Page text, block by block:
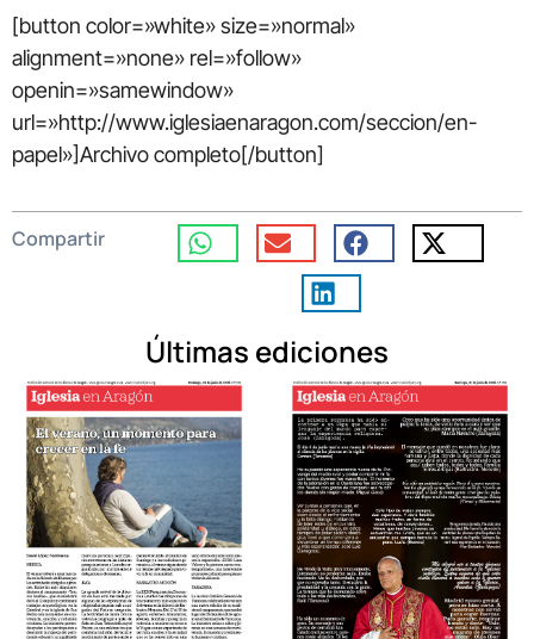
[button color=»white» size=»normal»
alignment=»none» rel=»follow»
openin=»samewindow»
url=»http://www.iglesiaenaragon.com/seccion/en-
papel»]Archivo completo[/button]
Compartir
Últimas ediciones